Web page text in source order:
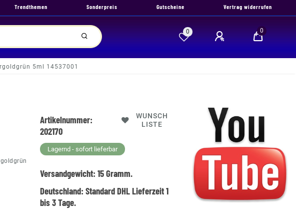
Trendthemen Sonderpreis Gutscheine Vertrag widerrufen
0 0
5ml 14537001
Artikelnummer:
202170
WUNSCH
LISTE
Lagernd - sofort lieferbar
Versandgewicht:15Gramm.
Deutschland:Standard DHL Lieferzeit 1
bis 3 Tage.